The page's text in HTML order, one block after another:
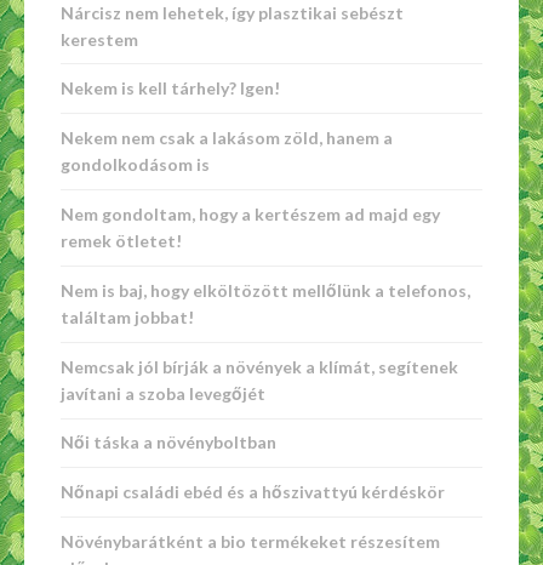
Nárcisz nem lehetek, így plasztikai sebészt
kerestem
Nekem is kell tárhely? Igen!
Nekem nem csak a lakásom zöld, hanem a
gondolkodásom is
Nem gondoltam, hogy a kertészem ad majd egy
remek ötletet!
Nem is baj, hogy elköltözött mellőlünk a telefonos,
találtam jobbat!
Nemcsak jól bírják a növények a klímát, segítenek
javítani a szoba levegőjét
Női táska a növényboltban
Nőnapi családi ebéd és a hőszivattyú kérdéskör
Növénybarátként a bio termékeket részesítem